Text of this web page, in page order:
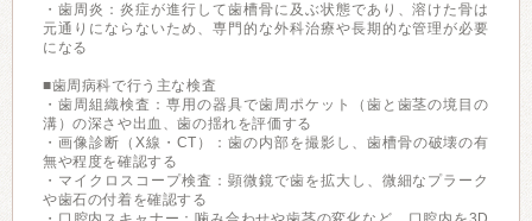
・歯周炎：炎症が進行して歯槽骨に及ぶ状態であり、溶けた骨は
元通りにならないため、専門的な外科治療や長期的な管理が必要
になる
■歯周病科で行う主な検査
・歯周組織検査：専用の器具で歯周ポケット（歯と歯茎の境目の
溝）の深さや出血、歯の揺れを評価する
・画像診断（X線・CT）：歯の内部を撮影し、歯槽骨の破壊の有
無や程度を確認する
・マイクロスコープ検査：顕微鏡で歯を拡大し、微細なプラーク
や歯石の付着を確認する